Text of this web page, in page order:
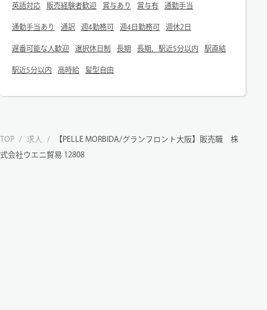
英語対応 販売経験者歓迎 賞与あり 賞与有 通勤手当
通勤手当あり 通訳 週4勤務可 週4日勤務可 週休2日
遅番可能な人歓迎 選択休日制 長期 長期，駅近5分以内 駅直結
駅近5分以内 高時給 髪型自由
TOP / 求人 /
【PELLE MORBIDA/グランフロント大阪】販売職 株
式会社ウエニ貿易 12808